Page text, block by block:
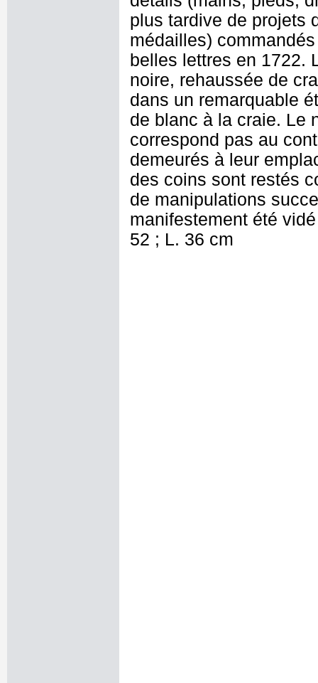
plus tardive de projets
médailles)
belles lettres en 1722.
noire, rehaussée de
dans un remarquable
de blanc à la craie. Le
correspond pas au
demeurés à leur
des coins sont restés
de manipulations
manifestement été
52 ; L. 36 cm